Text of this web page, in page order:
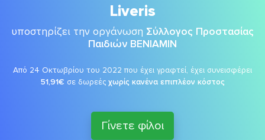
Liveris
υποστηρίζει την οργάνωση Σύλλογος Προστασίας
Παιδιών ΒΕΝΙΑΜΙΝ
Από 24 Οκτωβρίου του 2022 που έχει γραφτεί, έχει συνεισφέρει
51,91€ σε δωρεές χωρίς κανένα επιπλέον κόστος
Γίνετε φίλοι